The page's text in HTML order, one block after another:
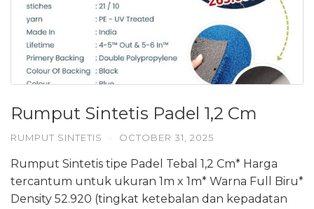
Rumput Sintetis Padel 1,2 Cm
RUMPUT SINTETIS · OCTOBER 31, 2025
Rumput Sintetis tipe Padel Tebal 1,2 Cm* Harga
tercantum untuk ukuran 1m x 1m* Warna Full Biru*
Density 52.920 (tingkat ketebalan dan kepadatan